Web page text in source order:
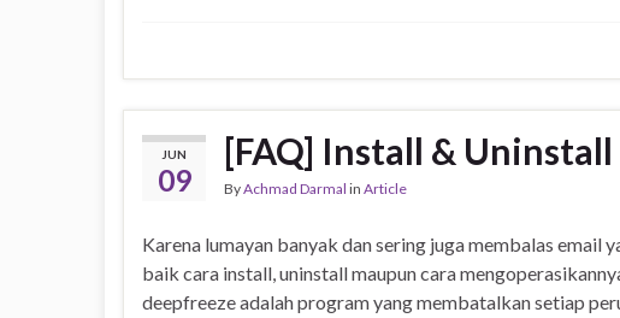
JUN
09
[FAQ] Install &
ByAchmad Darmal in Article
Karena lumayan banyak dan sering juga membalas email
baik cara install, uninstall maupun cara
deepfreeze adalah program yang membatalkan setiap